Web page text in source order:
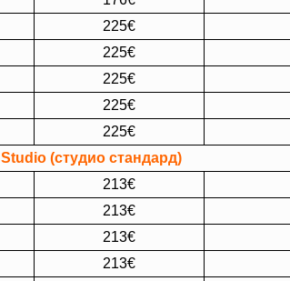
225€
225€
225€
225€
225€
Studio (студио стандард)
213€
213€
213€
213€